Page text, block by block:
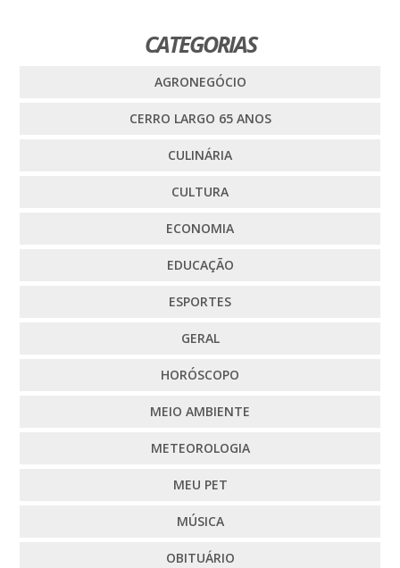
CATEGORIAS
AGRONEGÓCIO
CERRO LARGO 65 ANOS
CULINÁRIA
CULTURA
ECONOMIA
EDUCAÇÃO
ESPORTES
GERAL
HORÓSCOPO
MEIO AMBIENTE
METEOROLOGIA
MEU PET
MÚSICA
OBITUÁRIO